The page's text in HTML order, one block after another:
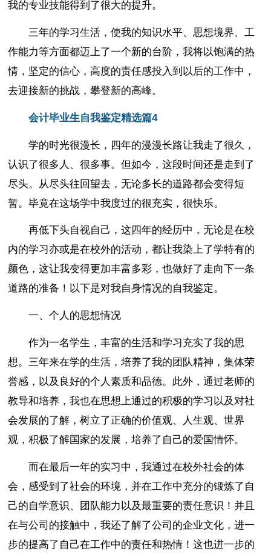
我的专业技能得到了很大的提升。
三年的学习生活，使我的知识水平、思想境界、工
作能力等方面都迈上了一个新的台阶，我将以饱满的热
情，坚定的信心，高度的责任感投入到以后的工作中，
去迎接新的挑战，攀登新的高峰。
会计毕业生自我鉴定精选篇4
学的时光很漫长，四年的漫漫长路让我走了很久，
认识了很多人、很多事。但如今，这段时间还是走到了
尽头。从尽头往回望去，无论多长的道路都会变得短
暂。毕竟在这场学中我度过的很充实，很快乐。
再低下头自视自己，这四年的经历中，无论是在校
内的学习亦或是在校外的活动，都让我染上了学特有的
颜色，这让我变得更加丰富多彩，也做好了走向下一条
道路的准备！以下是对我自身情况的自我鉴定。
一、个人的思想情况
作为一名学生，丰富的生活和学习充实了我的思
想。三年来在学的生活，培养了我的团队精神，集体荣
誉感，以及良好的个人素质和品德。此外，通过老师的
教导和培养，我也在思想上通过的积极的学习以及对社
会发展的了解，树立了正确的价值观、人生观、世界
观，积极了解国家的发展，培养了自己的爱国情怀。
而在最后一年的实习中，我通过在校外社会的体
会，感受到了社会的环境，并在工作中充分的锻炼了自
己的自学意识、团队能力以及最重要的责任意识！并且
在与公司的接触中，我还了解了公司的企业文化，进一
步的提高了自己在工作中的责任和热情！这也进一步的